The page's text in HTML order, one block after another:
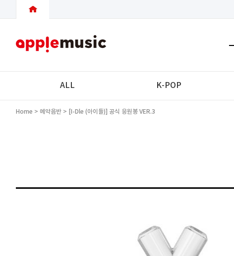
ALL K-POP
Home > 예약음반 > [i-Dle (아이들)] 공식 응원봉 VER.3